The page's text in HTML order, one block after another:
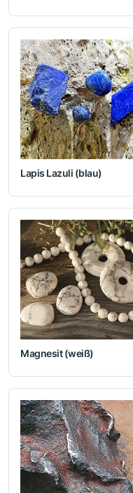
Lapis Lazuli (blau)
Magnesit (weiß)